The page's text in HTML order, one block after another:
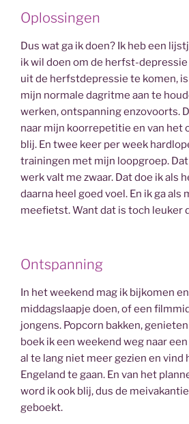
Oplossingen
Dus wat ga ik doen? Ik heb een
ik wil doen om de herfst-
uit de herfstdepressie te komen,
mijn normale dagritme aan te
werken, ontspanning enzovoorts.
naar mijn koorrepetitie en van het
blij. En twee keer per week
trainingen met mijn loopgroep.
werk valt me zwaar. Dat doe ik als
daarna heel goed voel. En ik ga
meefietst. Want dat is toch leuker
Ontspanning
In het weekend mag ik bijkomen
middagslaapje doen, of een
jongens. Popcorn bakken,
boek ik een weekend weg naar
al te lang niet meer gezien en vind
Engeland te gaan. En van het
word ik ook blij, dus de
geboekt.